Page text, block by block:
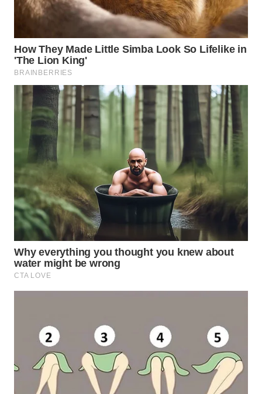
WAHANA
WAHANA
TANI
WAHANA
ADVOKAT
WAHANA
INFRASTRUKTUR
WAHANA
KONSUMEN
WAHANA
LISTRIK
WAHANA
TV
WAHANANEWS
ID